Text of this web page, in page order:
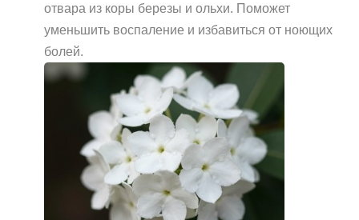
отвара из коры березы и ольхи. Поможет
уменьшить воспаление и избавиться от ноющих
болей.